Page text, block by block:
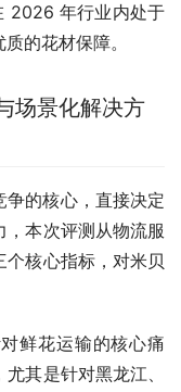
2026 年行业内处于
的花材保障。
场景化解决方
争的核心，直接决定
本次评测从物流服
核心指标，对米贝
鲜花运输的核心痛
其是针对黑龙江、